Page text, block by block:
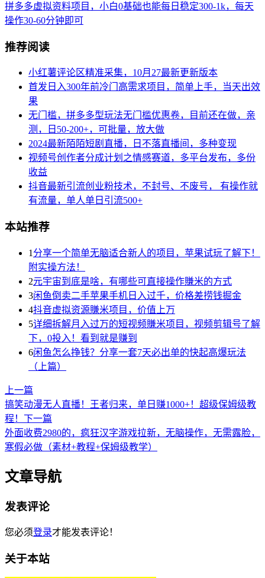
拼多多虚拟资料项目，小白0基础也能每日稳定300-1k，每天
操作30-60分钟即可
推荐阅读
小红薯评论区精准采集，10月27最新更新版本
首发日入300年前冷门高需求项目，简单上手，当天出效
果
无门槛，拼多多型玩法无门槛优惠卷，目前还在做，亲
测，日50-200+，可批量，放大做
2024最新陌陌短剧直播，日不落直播间，多种变现
视频号创作者分成计划之情感赛道，多平台发布，多份
收益
抖音最新引流创业粉技术，不封号、不废号， 有操作就
有流量，单人单日引流500+
本站推荐
1 分享一个简单无脑适合新人的项目，苹果试玩了解下！
附实操方法！
2元宇宙到底是啥，有哪些可直接操作賺米的方式
3闲鱼倒卖二手苹果手机日入过千，价格差捞钱掘金
4抖音虚拟资源賺米项目，价值上万
5详细拆解月入过万的短视频賺米项目，视频剪辑号了解
下，0投入！看到就是赚到
6闲鱼怎么挣钱？分享一套7天必出单的快起高爆玩法
（上篇）
上一篇
搞笑动漫无人直播！王者归来，单日赚1000+！超级保姆级教
程！ 下一篇
外面收费2980的，疯狂汉字游戏拉新，无脑操作，无需露脸，
寒假必做（素材+教程+保姆级教学）
文章导航
发表评论
您必须登录才能发表评论！
关于本站